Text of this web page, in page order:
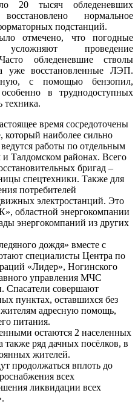
20 тысяч обледеневших
нормальное
подстанций.
отмечено, что погодные
проведение
обледеневшие стволы
уже восстановленные ЛЭП.
с помощью бензопил,
в труднодоступных
техника.
время сосредоточены
наиболее сильно
работы по отдельным
Талдомском районах. Всего
бригад –
спецтехники. Также для
потребителей
электростанций. Это
областной энергокомпании
энергокомпаний из других
дождя» вместе с
специалисты Центра по
«Лидер», Ногинского
управления МЧС
Спасатели совершают
пунктах, оставшихся без
адресную помощь,
питания.
остаются 2 населенных
ряд дачных посёлков, в
жителей.
продолжаться вплоть до
всех
ликвидации всех